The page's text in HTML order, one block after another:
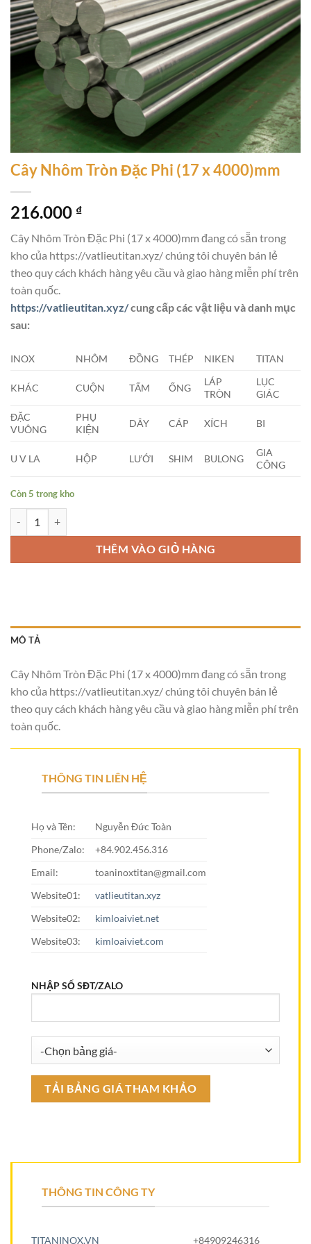
Cây Nhôm Tròn Đặc Phi (17 x 4000)mm
216.000 ₫
Cây Nhôm Tròn Đặc Phi (17 x 4000)mm đang có sẵn trong
kho của https://vatlieutitan.xyz/ chúng tôi chuyên bán lẻ
theo quy cách khách hàng yêu cầu và giao hàng miễn phí trên
toàn quốc.
https://vatlieutitan.xyz/cung cấp các vật liệu và danh mục
sau:
INOX NHÔM ĐỒNG THÉP NIKEN TITAN
KHÁC CUỘN TẤM ỐNG
LÁP
TRÒN
LỤC
GIÁC
ĐẶC
VUÔNG
PHỤ
KIỆN
DÂY CÁP XÍCH BI
U V LA HỘP LƯỚI SHIM BULONG
GIA
CÔNG
Còn 5 trong kho
THÊM VÀO GIỎ HÀNG
MÔ TẢ
Cây Nhôm Tròn Đặc Phi (17 x 4000)mm đang có sẵn trong
kho của https://vatlieutitan.xyz/ chúng tôi chuyên bán lẻ
theo quy cách khách hàng yêu cầu và giao hàng miễn phí trên
toàn quốc.
THÔNG TIN LIÊN HỆ
Họ và Tên:
Nguyễn Đức Toàn
Phone/Zalo:
+84.902.456.316
Email:
toaninoxtitan@gmail.com
Website01:
vatlieutitan.xyz
Website02:
kimloaiviet.net
Website03:
kimloaiviet.com
NHẬP SỐ SĐT/ZALO
THÔNG TIN CÔNG TY
TITANINOX.VN +84909246316